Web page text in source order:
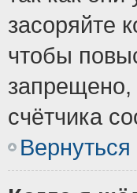
засоряйте
чтобы
запрещено,
счётчика